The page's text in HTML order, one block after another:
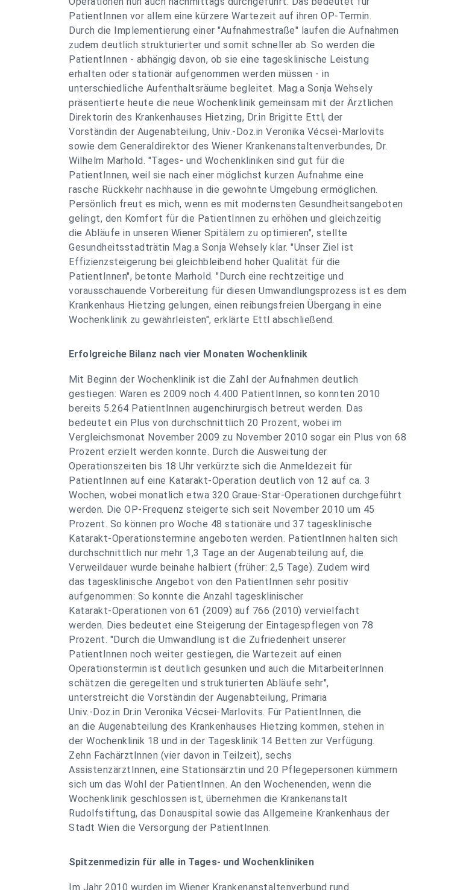
PatientInnen vor allem eine kürzere Wartezeit auf ihren OP-Termin.
Durch die Implementierung einer "Aufnahmestraße" laufen die Aufnahmen
zudem deutlich strukturierter und somit schneller ab. So werden die
PatientInnen - abhängig davon, ob sie eine tagesklinische Leistung
erhalten oder stationär aufgenommen werden müssen - in
unterschiedliche Aufenthaltsräume begleitet. Mag.a Sonja Wehsely
präsentierte heute die neue Wochenklinik gemeinsam mit der Ärztlichen
Direktorin des Krankenhauses Hietzing, Dr.in Brigitte Ettl, der
Vorständin der Augenabteilung, Univ.-Doz.in Veronika Vécsei-Marlovits
sowie dem Generaldirektor des Wiener Krankenanstaltenverbundes, Dr.
Wilhelm Marhold. "Tages- und Wochenkliniken sind gut für die
PatientInnen, weil sie nach einer möglichst kurzen Aufnahme eine
rasche Rückkehr nachhause in die gewohnte Umgebung ermöglichen.
Persönlich freut es mich, wenn es mit modernsten Gesundheitsangeboten
gelingt, den Komfort für die PatientInnen zu erhöhen und gleichzeitig
die Abläufe in unseren Wiener Spitälern zu optimieren", stellte
Gesundheitsstadträtin Mag.a Sonja Wehsely klar. "Unser Ziel ist
Effizienzsteigerung bei gleichbleibend hoher Qualität für die
PatientInnen", betonte Marhold. "Durch eine rechtzeitige und
vorausschauende Vorbereitung für diesen Umwandlungsprozess ist es dem
Krankenhaus Hietzing gelungen, einen reibungsfreien Übergang in eine
Wochenklinik zu gewährleisten", erklärte Ettl abschließend.
Erfolgreiche Bilanz nach vier Monaten Wochenklinik
Mit Beginn der Wochenklinik ist die Zahl der Aufnahmen deutlich
gestiegen: Waren es 2009 noch 4.400 PatientInnen, so konnten 2010
bereits 5.264 PatientInnen augenchirurgisch betreut werden. Das
bedeutet ein Plus von durchschnittlich 20 Prozent, wobei im
Vergleichsmonat November 2009 zu November 2010 sogar ein Plus von 68
Prozent erzielt werden konnte. Durch die Ausweitung der
Operationszeiten bis 18 Uhr verkürzte sich die Anmeldezeit für
PatientInnen auf eine Katarakt-Operation deutlich von 12 auf ca. 3
Wochen, wobei monatlich etwa 320 Graue-Star-Operationen durchgeführt
werden. Die OP-Frequenz steigerte sich seit November 2010 um 45
Prozent. So können pro Woche 48 stationäre und 37 tagesklinische
Katarakt-Operationstermine angeboten werden. PatientInnen halten sich
durchschnittlich nur mehr 1,3 Tage an der Augenabteilung auf, die
Verweildauer wurde beinahe halbiert (früher: 2,5 Tage). Zudem wird
das tagesklinische Angebot von den PatientInnen sehr positiv
aufgenommen: So konnte die Anzahl tagesklinischer
Katarakt-Operationen von 61 (2009) auf 766 (2010) vervielfacht
werden. Dies bedeutet eine Steigerung der Eintagespflegen von 78
Prozent. "Durch die Umwandlung ist die Zufriedenheit unserer
PatientInnen noch weiter gestiegen, die Wartezeit auf einen
Operationstermin ist deutlich gesunken und auch die MitarbeiterInnen
schätzen die geregelten und strukturierten Abläufe sehr",
unterstreicht die Vorständin der Augenabteilung, Primaria
Univ.-Doz.in Dr.in Veronika Vécsei-Marlovits. Für PatientInnen, die
an die Augenabteilung des Krankenhauses Hietzing kommen, stehen in
der Wochenklinik 18 und in der Tagesklinik 14 Betten zur Verfügung.
Zehn FachärztInnen (vier davon in Teilzeit), sechs
AssistenzärztInnen, eine Stationsärztin und 20 Pflegepersonen kümmern
sich um das Wohl der PatientInnen. An den Wochenenden, wenn die
Wochenklinik geschlossen ist, übernehmen die Krankenanstalt
Rudolfstiftung, das Donauspital sowie das Allgemeine Krankenhaus der
Stadt Wien die Versorgung der PatientInnen.
Spitzenmedizin für alle in Tages- und Wochenkliniken
Im Jahr 2010 wurden im Wiener Krankenanstaltenverbund rund